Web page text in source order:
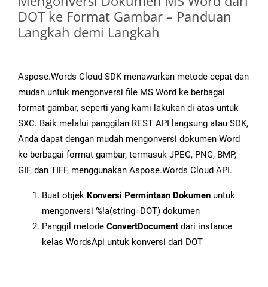
DOT ke Format Gambar – Panduan
Langkah demi Langkah
Aspose.Words Cloud SDK menawarkan metode cepat dan
mudah untuk mengonversi file MS Word ke berbagai
format gambar, seperti yang kami lakukan di atas untuk
SXC. Baik melalui panggilan REST API langsung atau SDK,
Anda dapat dengan mudah mengonversi dokumen Word
ke berbagai format gambar, termasuk JPEG, PNG, BMP,
GIF, dan TIFF, menggunakan Aspose.Words Cloud API.
Buat objek Konversi Permintaan Dokumen untuk
mengonversi %!a(string=DOT) dokumen
Panggil metode ConvertDocument dari instance
kelas WordsApi untuk konversi dari DOT